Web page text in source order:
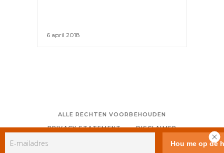
6 april 2018
ALLE RECHTEN VOORBEHOUDEN
PRIVACY STATEMENT
DISCLAIMER